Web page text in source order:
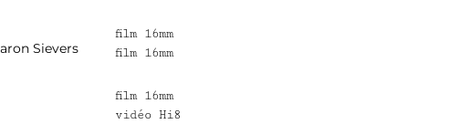
Sievers
film 16mm
film 16mm
film 16mm
vidéo Hi8